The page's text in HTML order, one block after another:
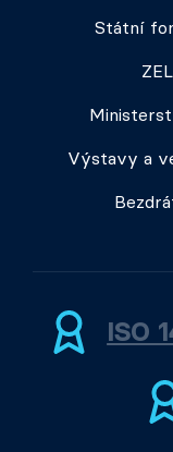
Státní
Výstavy a
ISO